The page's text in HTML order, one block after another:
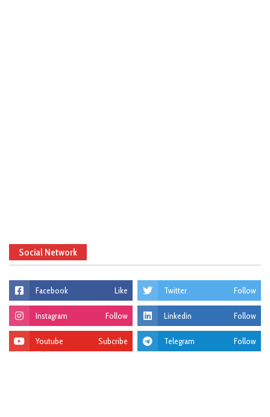
Social Network
Facebook Like Twitter Follow
Instagram Follow Linkedin Follow
Youtube Subcribe Telegram Follow